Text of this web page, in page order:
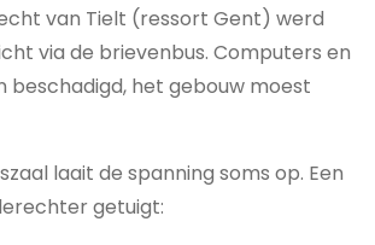
van Tielt (ressort Gent) werd
via de brievenbus. Computers en
beschadigd, het gebouw moest
laait de spanning soms op. Een
getuigt: